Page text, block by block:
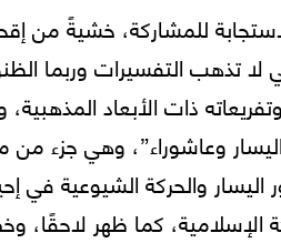
للمشاركة، خشيةً من
لا تذهب التفسيرات وربما
وتفريعاته ذات الأبعاد
وعاشوراء”، وهي جزء
اليسار والحركة الشيوعية في
كما ظهر لاحقًا، وخصوصًا بعد ثورة 14